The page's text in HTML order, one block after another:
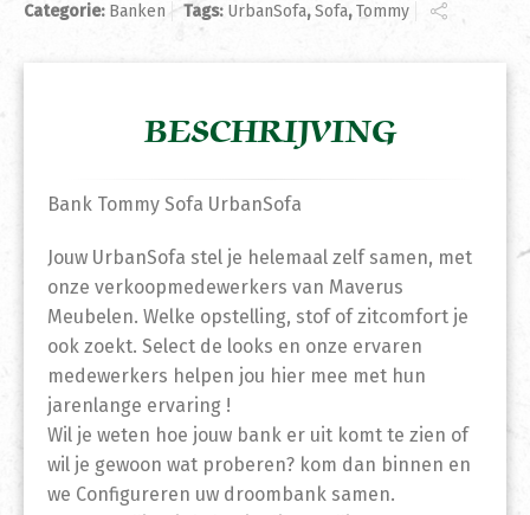
Categorie: Banken Tags: UrbanSofa,Sofa,Tommy
BESCHRIJVING
Bank Tommy Sofa UrbanSofa
Jouw UrbanSofa stel je helemaal zelf samen, met
onze verkoopmedewerkers van Maverus
Meubelen. Welke opstelling, stof of zitcomfort je
ook zoekt. Select de looks en onze ervaren
medewerkers helpen jou hier mee met hun
jarenlange ervaring !
Wil je weten hoe jouw bank er uit komt te zien of
wil je gewoon wat proberen? kom dan binnen en
we Configureren uw droombank samen.